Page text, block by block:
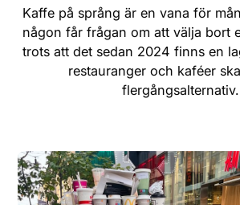
Företag
Press
Ge en gåva
Webshop
Kaffe på språng är en vana för
någon får frågan om att välja bort
trots att det sedan 2024 finns en
restauranger och kaféer
flergångsalternativ.